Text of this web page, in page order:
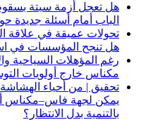
هل تعجل أزمة سبتة
الباب أمام أسئلة جديدة
تحولات عميقة في علاقة
هل تنجح المؤسسات في
رغم المؤهلات السياحية
مكناس خارج أولويات
تحقيق | من أحياء
يمكن لجهة فاس–مكناس
بالتنمية بدل الانتظار؟